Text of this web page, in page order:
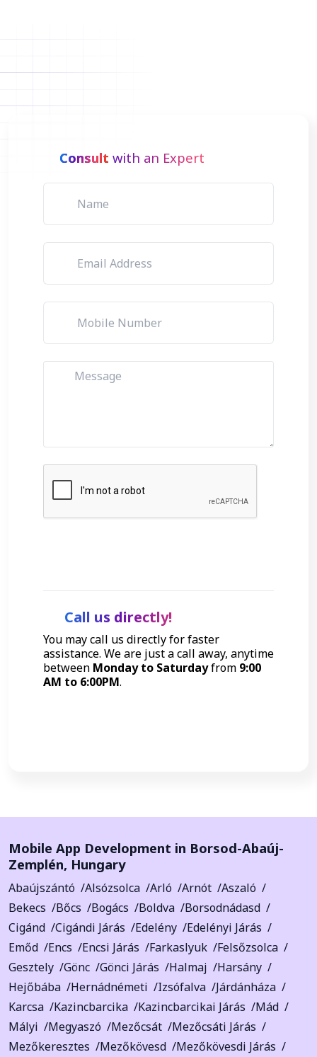
Consult with an Expert
Call us directly!
You may call us directly for faster
assistance. We are just a call away, anytime
between Monday to Saturdayfrom 9:00
AM to 6:00PM.
Mobile App Development in Borsod-Abaúj-
Zemplén, Hungary
Abaújszántó Alsózsolca Arló Arnót
Aszaló
Bekecs
Bőcs Bogács Boldva
Borsodnádasd
Cigánd
Cigándi Járás Edelény
Edelényi Járás
Emőd
Encs Encsi Járás Farkaslyuk
Felsőzsolca
Gesztely
Gönc Gönci Járás Halmaj
Harsány
Hejőbába
Hernádnémeti Izsófalva
Járdánháza
Karcsa
Kazincbarcika Kazincbarcikai Járás
Mád
Mályi
Megyaszó Mezőcsát
Mezőcsáti Járás
Mezőkeresztes
Mezőkövesd
Mezőkövesdi Járás